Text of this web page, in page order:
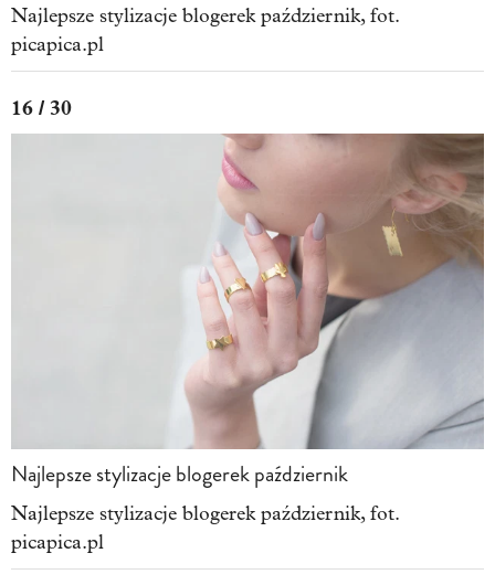
Najlepsze stylizacje blogerek październik, fot.
picapica.pl
16 / 30
Najlepsze stylizacje blogerek październik
Najlepsze stylizacje blogerek październik, fot.
picapica.pl